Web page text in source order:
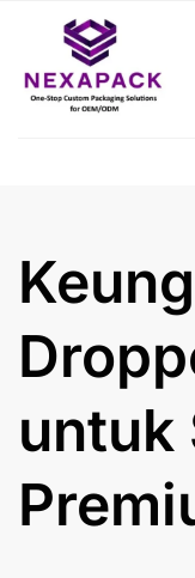
content
untuk